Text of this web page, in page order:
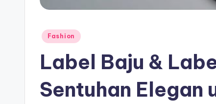
Posted
Fashion
Label Baju &
Sentuhan Elegan